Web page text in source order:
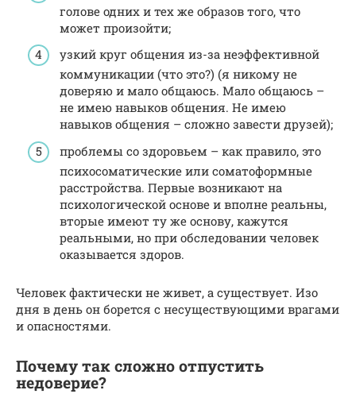
голове одних и тех же образов того, что
может произойти;
узкий круг общения из-за неэффективной
коммуникации (что это?) (я никому не
доверяю и мало общаюсь. Мало общаюсь –
не имею навыков общения. Не имею
навыков общения – сложно завести друзей);
проблемы со здоровьем – как правило, это
психосоматические или соматоформные
расстройства. Первые возникают на
психологической основе и вполне реальны,
вторые имеют ту же основу, кажутся
реальными, но при обследовании человек
оказывается здоров.
Человек фактически не живет, а существует. Изо
дня в день он борется с несуществующими врагами
и опасностями.
Почему так сложно отпустить
недоверие?